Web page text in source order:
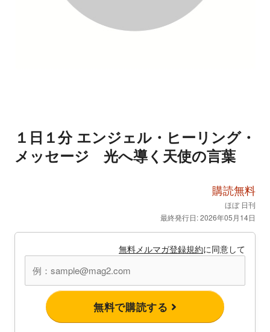
１日１分 エンジェル・ヒーリング・
メッセージ 光へ導く天使の言葉
購読無料
ほぼ 日刊
最終発行日: 2026年05月14日
無料メルマガ登録規約に同意して
無料で購読する